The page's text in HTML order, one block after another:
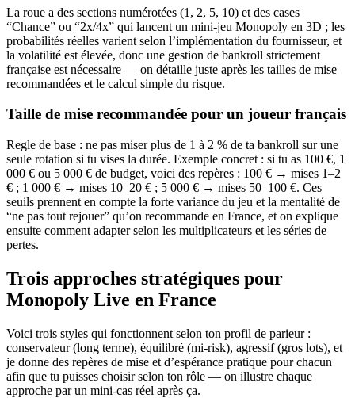
La roue a des sections numérotées (1, 2, 5, 10) et des cases
“Chance” ou “2x/4x” qui lancent un mini-jeu Monopoly en 3D ; les
probabilités réelles varient selon l’implémentation du fournisseur, et
la volatilité est élevée, donc une gestion de bankroll strictement
française est nécessaire — on détaille juste après les tailles de mise
recommandées et le calcul simple du risque.
Taille de mise recommandée pour un joueur français
Regle de base : ne pas miser plus de 1 à 2 % de ta bankroll sur une
seule rotation si tu vises la durée. Exemple concret : si tu as 100 €, 1
000 € ou 5 000 € de budget, voici des repères : 100 € → mises 1–2
€ ; 1 000 € → mises 10–20 € ; 5 000 € → mises 50–100 €. Ces
seuils prennent en compte la forte variance du jeu et la mentalité de
“ne pas tout rejouer” qu’on recommande en France, et on explique
ensuite comment adapter selon les multiplicateurs et les séries de
pertes.
Trois approches stratégiques pour
Monopoly Live en France
Voici trois styles qui fonctionnent selon ton profil de parieur :
conservateur (long terme), équilibré (mi‑risk), agressif (gros lots), et
je donne des repères de mise et d’espérance pratique pour chacun
afin que tu puisses choisir selon ton rôle — on illustre chaque
approche par un mini‑cas réel après ça.